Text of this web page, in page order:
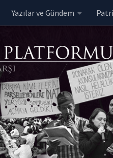
Yazılar ve Gündem